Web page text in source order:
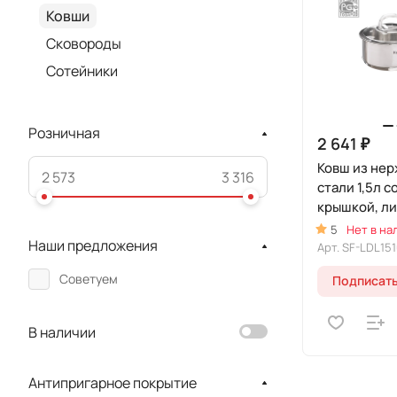
2 641 ₽
Ковш из
стали 1,5л
крышкой,
5
Нет в
Арт. SF-
Ковши
Сковороды
Сотейники
Розничная
Наши предложения
Советуем
В наличии
Антипригарное покрытие